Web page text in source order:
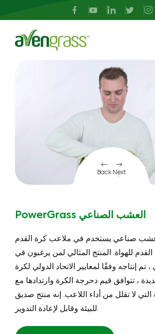
PowerGrass العشب الصناعي
عشب صناعي يستخدم في ملاعب كرة القدم
القدم للهواة. المنتج المثالي لمن يرغبون في
، تم إنتاجه وفقًا لمعايير الاتحاد الدولي لكرة
، تتوافق قيم دحرجة الكرة وارتدادها مع
التي لا تقلل من أداء اللاعب. إنه منتج صديق
للبيئة وقابل لإعادة التدوير.
Back Next